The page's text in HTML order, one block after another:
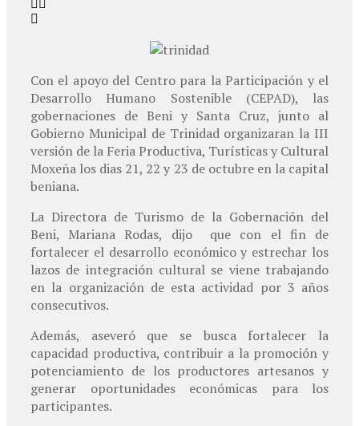
Con el apoyo del Centro para la Participación y el
Desarrollo Humano Sostenible (CEPAD), las
gobernaciones de Beni y Santa Cruz, junto al
Gobierno Municipal de Trinidad organizaran la III
versión de la Feria Productiva, Turísticas y Cultural
Moxeña los dias 21, 22 y 23 de octubre en la capital
beniana.
La Directora de Turismo de la Gobernación del
Beni, Mariana Rodas, dijo que con el fin de
fortalecer el desarrollo económico y estrechar los
lazos de integración cultural se viene trabajando
en la organización de esta actividad por 3 años
consecutivos.
Además, aseveró que se busca fortalecer la
capacidad productiva, contribuir a la promoción y
potenciamiento de los productores artesanos y
generar oportunidades económicas para los
participantes.